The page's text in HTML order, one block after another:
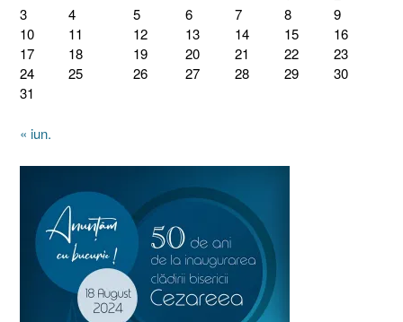
3
4 5 6 7 8
9
10
11 12 13 14 15
16
17
18 19 20 21 22
23
24
25 26 27 28 29
30
31
« iun.